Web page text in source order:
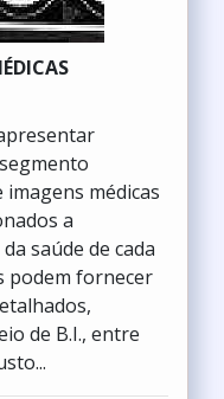
médicas
a
saúde de cada
podem fornecer
de B.I., entre